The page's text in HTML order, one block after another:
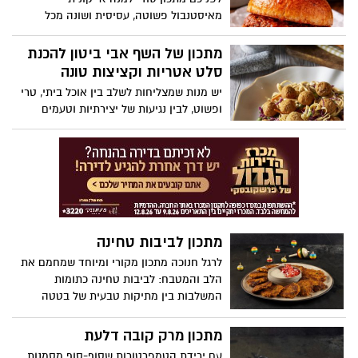
מאיסטנבול פשוטה, עסיסית ושונה מכל
המבורגר שהכרת, המבורגר בנוסח הטורקי
ייחודי בכך שהוא מתבשל באדים ונספג כולו
ברוטב עגבניות ושום עשיר
מתכון של השף אבי ביטון להכנת
סלט אטריות וקציצות טונה
יש מנות שמצליחות לשלב בין אוכל ביתי, טרי
ופשוט, לבין נגיעות של יצירתיות וטעמים
מפתיעים. השף הידוע אבי ביטון משתף מתכון
להכנת סלט אטריות וקציצות. זאת במסגרת
שיתוף פעולה של התכנית עם מותג ריו מרה,
שיצרו יחד מנה טעימה לקלילה להכנה,
המתאימה לארוחה ביתית או אירוח מרשים.
מתכון לביבות טחינה
לרגל חנוכה מתכון מקורי ומיוחד שמחמם את
הלב והמטבח: לביבות טחינה כתומות
המשלבות בין מתיקות טבעית של בטטה
התוצאה היא לביבה רכה, צבעונית ומזמינה,
שמביאה איתה טעם של בית עם טוויסט חגיגי
מתכון מרק קובה דלעת